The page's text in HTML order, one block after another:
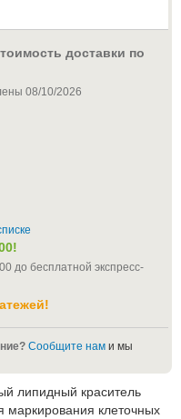
доставки по
08/10/2026
!
до бесплатной экспресс-
Сообщите нам и мы
липидный краситель
маркирования клеточных